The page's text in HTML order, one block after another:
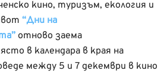
кино, туризъм, екология и
“Дни на
отново заема
в календара в края на
между 5 и 7 декември в кино